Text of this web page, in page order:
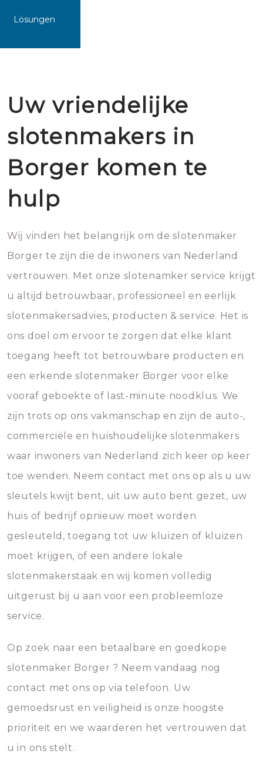
Lösungen
Uw vriendelijke
slotenmakers in
Borger komen te
hulp
Wij vinden het belangrijk om de slotenmaker
Borger te zijn die de inwoners van Nederland
vertrouwen. Met onze slotenamker service krijgt
u altijd betrouwbaar, professioneel en eerlijk
slotenmakersadvies, producten & service. Het is
ons doel om ervoor te zorgen dat elke klant
toegang heeft tot betrouwbare producten en
een erkende slotenmaker Borger voor elke
vooraf geboekte of last-minute noodklus. We
zijn trots op ons vakmanschap en zijn de auto-,
commerciële en huishoudelijke slotenmakers
waar inwoners van Nederland zich keer op keer
toe wenden. Neem contact met ons op als u uw
sleutels kwijt bent, uit uw auto bent gezet, uw
huis of bedrijf opnieuw moet worden
gesleuteld, toegang tot uw kluizen of kluizen
moet krijgen, of een andere lokale
slotenmakerstaak en wij komen volledig
uitgerust bij u aan voor een probleemloze
service.
Op zoek naar een betaalbare en goedkope
slotenmaker Borger ? Neem vandaag nog
contact met ons op via telefoon. Uw
gemoedsrust en veiligheid is onze hoogste
prioriteit en we waarderen het vertrouwen dat
u in ons stelt.